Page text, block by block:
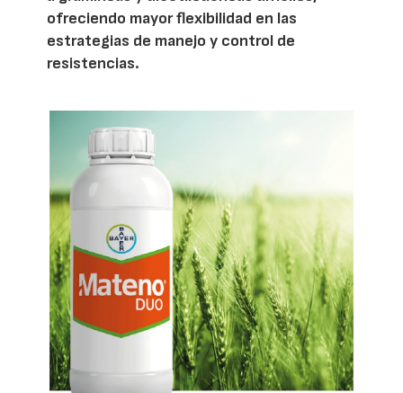
ofreciendo mayor flexibilidad en las
estrategias de manejo y control de
resistencias.